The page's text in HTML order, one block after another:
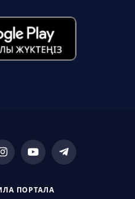
InstagramYouTubeTelegram
ПОРТАЛА